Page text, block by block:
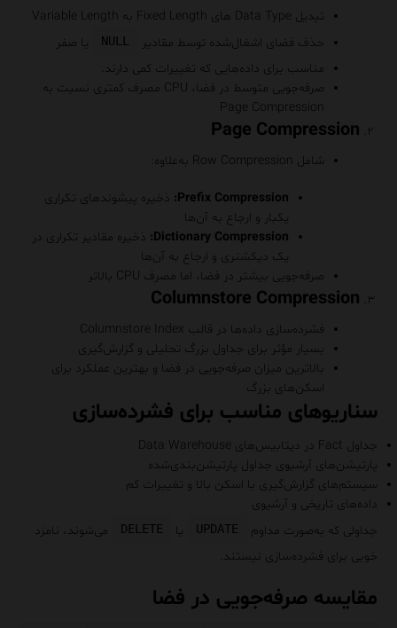
تبدیل Data Type های Fixed Length به Variable Length
حذف فضای اشغال‌شده توسط مقادیر
NULL
یا صفر
مناسب برای داده‌هایی که تغییرات کمی دارند.
صرفه‌جویی متوسط در فضا، CPU مصرف کمتری نسبت به
Page Compression
Page Compression
شامل Row Compression به‌علاوه:
Prefix Compression: ذخیره پیشوندهای تکراری
یکبار و ارجاع به آن‌ها
Dictionary Compression: ذخیره مقادیر تکراری در
یک دیکشنری و ارجاع به آن‌ها
صرفه‌جویی بیشتر در فضا، اما مصرف CPU بالاتر
Columnstore Compression
فشرده‌سازی داده‌ها در قالب Columnstore Index
بسیار مؤثر برای جداول بزرگ تحلیلی و گزارش‌گیری
بالاترین میزان صرفه‌جویی در فضا و بهترین عملکرد برای
اسکن‌های بزرگ
سناریوهای مناسب برای فشرده‌سازی
جداول Fact در دیتابیس‌های Data Warehouse
پارتیشن‌های آرشیوی جداول پارتیشن‌بندی‌شده
سیستم‌های گزارش‌گیری با اسکن بالا و تغییرات کم
داده‌های تاریخی و آرشیوی
جداولی که به‌صورت مداوم
UPDATE یا DELETE
می‌شوند، نامزد
خوبی برای فشرده‌سازی نیستند.
مقایسه صرفه‌جویی در فضا